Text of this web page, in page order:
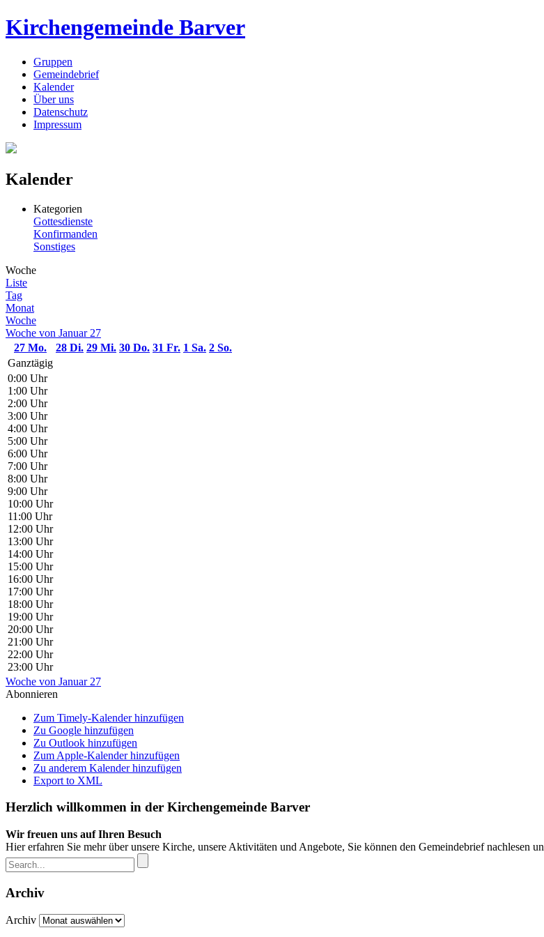
Kirchengemeinde Barver
Gruppen
Gemeindebrief
Kalender
Über uns
Datenschutz
Impressum
Kalender
Kategorien
Gottesdienste
Konfirmanden
Sonstiges
Woche
Liste
Tag
Monat
Woche
Woche von Januar 27
27 Mo. 28 Di. 29 Mi. 30 Do. 31 Fr. 1 Sa. 2 So.
Ganztägig
0:00 Uhr
1:00 Uhr
2:00 Uhr
3:00 Uhr
4:00 Uhr
5:00 Uhr
6:00 Uhr
7:00 Uhr
8:00 Uhr
9:00 Uhr
10:00 Uhr
11:00 Uhr
12:00 Uhr
13:00 Uhr
14:00 Uhr
15:00 Uhr
16:00 Uhr
17:00 Uhr
18:00 Uhr
19:00 Uhr
20:00 Uhr
21:00 Uhr
22:00 Uhr
23:00 Uhr
Woche von Januar 27
Abonnieren
Zum Timely-Kalender hinzufügen
Zu Google hinzufügen
Zu Outlook hinzufügen
Zum Apple-Kalender hinzufügen
Zu anderem Kalender hinzufügen
Export to XML
Herzlich willkommen in der Kirchengemeinde Barver
Wir freuen uns auf Ihren Besuch
Hier erfahren Sie mehr über unsere Kirche, unsere Aktivitäten und Angebote, Sie können den Gemeindebrief nachlesen
Archiv
Archiv